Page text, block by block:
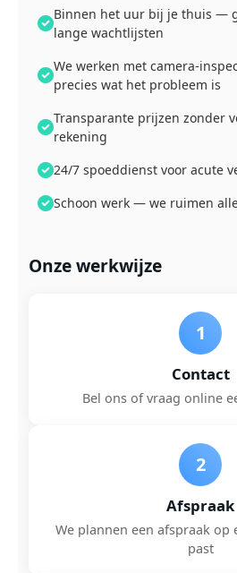
Binnen het uur bij je thuis —
lange wachtlijsten
We werken met camera-
precies wat het probleem is
Transparante prijzen zonder
rekening
24/7 spoeddienst voor acute
Schoon werk — we ruimen
Onze werkwijze
1
Contact
Bel ons of vraag online
2
Afspraak
We plannen een afspraak op
past